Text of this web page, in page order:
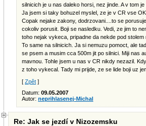
silnicich je u nas daleko horsi, nez jinde. A v tom
Ja jsem si taky bohuzel myslel, ze je v CR vse
Copak nejake zakony, dodrzovani....to se
cokoliv porusit. Boji se nasledku. Vedi, ze jim to
toho nejak vykeca, pripadne da nekde pod
To same na silnicich. Ja si nemuzu pomoct, ale
se psem a musim cca 500m jit po silnici. Miji nas
mavnou. Tohle jsem u nas v CR nikdy nezazil.
z toho vykecal. Tady mi prijde, ze se lide boji uz
[ Zpět ]
Datum: 09.05.2007
Autor: neprihlasenej-Michal
Re: Jak se jezdí v Nizozemsku